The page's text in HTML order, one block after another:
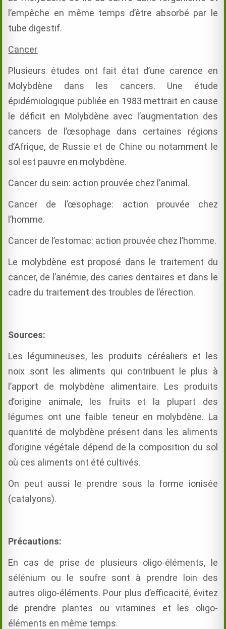
l’empêche en même temps d’être absorbé par le
tube digestif.
Cancer
Plusieurs études ont fait état d’une carence en
Molybdène dans les cancers. Une étude
épidémiologique publiée en 1983 mettrait en cause
le déficit en Molybdène avec l’augmentation des
cancers de l’œsophage dans certaines régions
d’Afrique, de Russie et de Chine ou notamment le
sol est pauvre en molybdène.
Cancer du sein: action prouvée chez l’animal.
Cancer de l’œsophage: action prouvée chez
l’homme.
Cancer de l’estomac: action prouvée chez l’homme.
Le molybdène est proposé dans le traitement du
cancer, de l’anémie, des caries dentaires et dans le
cadre du traitement des troubles de l’érection.
Sources:
Les légumineuses, les produits céréaliers et les
noix sont les aliments qui contribuent le plus à
l’apport de molybdène alimentaire. Les produits
d’origine animale, les fruits et la plupart des
légumes ont une faible teneur en molybdène. La
quantité de molybdène présent dans les aliments
d’origine végétale dépend de la composition du sol
où ces aliments ont été cultivés.
On peut aussi le prendre sous la forme ionisée
(catalyons).
Précautions:
En cas de prise de plusieurs oligo-éléments, le
sélénium ou le soufre sont à prendre loin des
autres oligo-éléments. Pour plus d’efficacité, évitez
de prendre plantes ou vitamines et les oligo-
éléments en même temps.